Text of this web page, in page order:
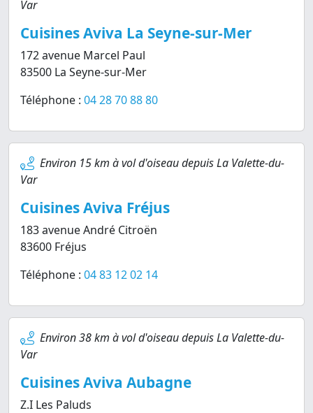
Var
Cuisines Aviva La Seyne-sur-Mer
172 avenue Marcel Paul
83500 La Seyne-sur-Mer
Téléphone : 04 28 70 88 80
Environ 15 km à vol d'oiseau depuis La Valette-du-
Var
Cuisines Aviva Fréjus
183 avenue André Citroën
83600 Fréjus
Téléphone : 04 83 12 02 14
Environ 38 km à vol d'oiseau depuis La Valette-du-
Var
Cuisines Aviva Aubagne
Z.I Les Paluds